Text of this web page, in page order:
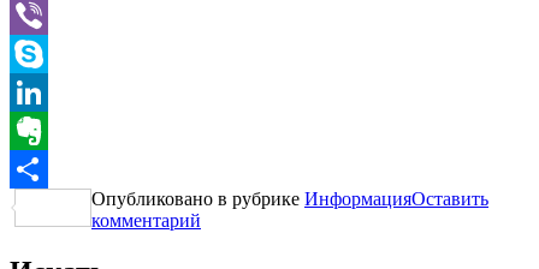
WhatsApp
Viber
Skype
LinkedIn
Evernote
Отправить
Опубликовано в рубрике ИнформацияОставить
комментарий